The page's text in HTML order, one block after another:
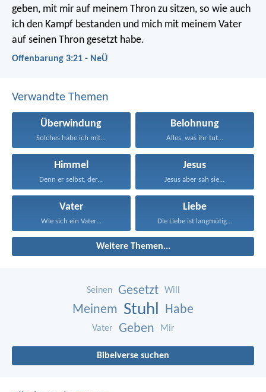
geben, mit mir auf meinem Thron zu sitzen, so wie auch
ich den Kampf bestanden und mich mit meinem Vater
auf seinen Thron gesetzt habe.
Offenbarung 3:21 - NeÜ
Verwandte Themen
Überwindung
Solches habe ich mit...
Belohnung
Alles, was ihr tut...
Himmel
Denn er selbst, der...
Jesus
Jesus aber sah sie...
Vater
Wie sich ein Vater...
Liebe
Die Liebe ist langmütig...
Weitere Themen...
Seinen Gesetzt Will
Meinem Stuhl Habe
Vater Geben Mir
Bibelverse suchen